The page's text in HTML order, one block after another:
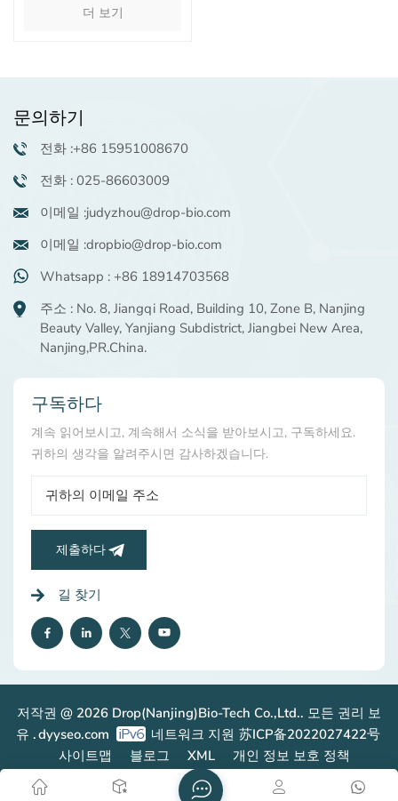
로 부드러운 각질 제거 효
더 보기
문의하기
전화 :+86 15951008670
전화 : 025-86603009
이메일 :judyzhou@drop-bio.com
이메일 :dropbio@drop-bio.com
Whatsapp : +86 18914703568
주소 : No. 8, Jiangqi Road, Building 10, Zone B, Nanjing
Beauty Valley, Yanjiang Subdistrict, Jiangbei New Area,
Nanjing,PR.China.
구독하다
계속 읽어보시고, 계속해서 소식을 받아보시고, 구독하세요.
귀하의 생각을 알려주시면 감사하겠습니다.
제출하다
길 찾기
저작권 @ 2026 Drop(Nanjing)Bio-Tech Co.,Ltd.. 모든 권리 보
유 .dyyseo.com 네트워크 지원 苏ICP备2022027422号
사이트맵
블로그 XML 개인 정보 보호 정책